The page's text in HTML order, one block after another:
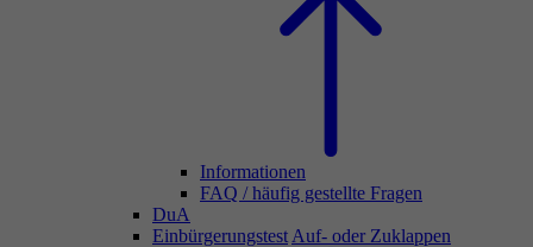
Informationen
FAQ / häufig gestellte Fragen
DuA
Einbürgerungstest Auf- oder Zuklappen